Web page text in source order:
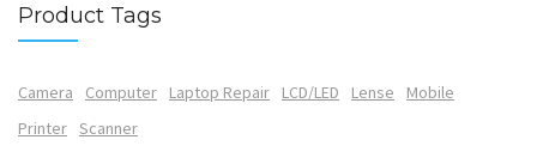
Product Tags
Camera Computer Laptop Repair LCD/LED Lense
Mobile
Printer Scanner